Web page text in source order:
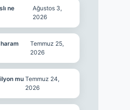
ne
Ağustos 3,
2026
Temmuz 25,
2026
mu Temmuz 24,
2026